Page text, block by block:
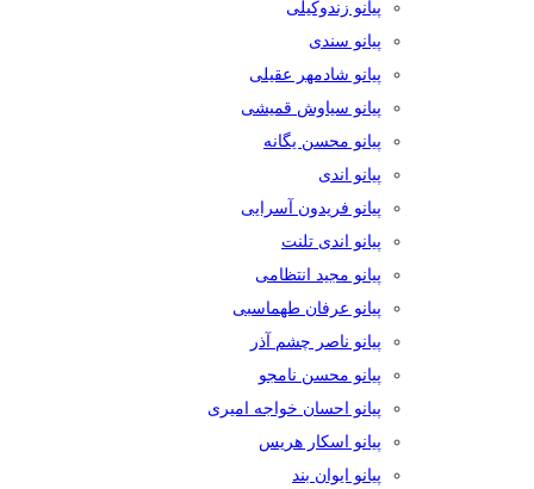
پیانو زندوکیلی
پیانو سندی
پیانو شادمهر عقیلی
پیانو سیاوش قمیشی
پیانو محسن یگانه
پیانو اندی
پیانو فریدون آسرایی
پیانو اندی تلنت
پیانو مجید انتظامی
پیانو عرفان طهماسبی
پیانو ناصر چشم آذر
پیانو محسن نامجو
پیانو احسان خواجه امیری
پیانو اسکار هریس
پیانو ایوان بند